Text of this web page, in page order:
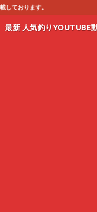
最新 人気釣りYOUTUBE